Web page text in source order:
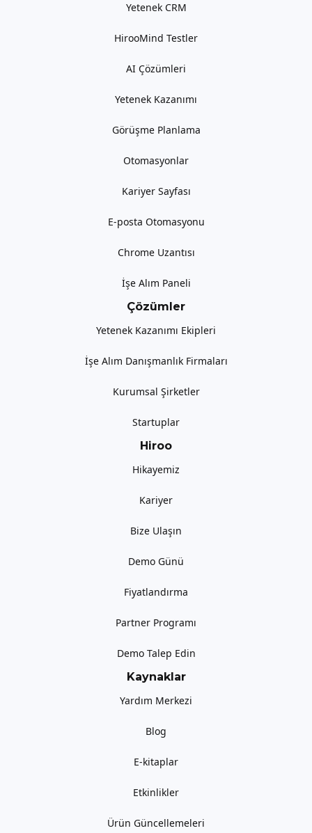
Yetenek CRM
HirooMind Testler
AI Çözümleri
Yetenek Kazanımı
Görüşme Planlama
Otomasyonlar
Kariyer Sayfası
E-posta Otomasyonu
Chrome Uzantısı
İşe Alım Paneli
Çözümler
Yetenek Kazanımı Ekipleri
İşe Alım Danışmanlık Firmaları
Kurumsal Şirketler
Startuplar
Hiroo
Hikayemiz
Kariyer
Bize Ulaşın
Demo Günü
Fiyatlandırma
Partner Programı
Demo Talep Edin
Kaynaklar
Yardım Merkezi
Blog
E-kitaplar
Etkinlikler
Ürün Güncellemeleri